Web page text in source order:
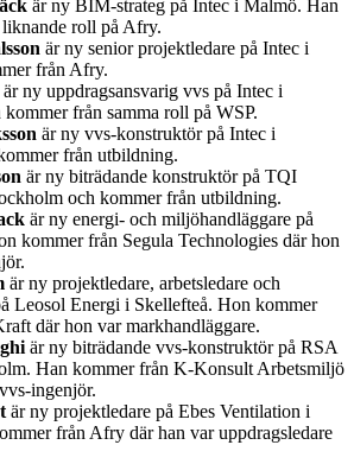
är ny BIM-strateg på Intec i Malmö. Han
roll på Afry.
är ny senior projektledare på Intec i
från Afry.
är ny uppdragsansvarig vvs på Intec i
från samma roll på WSP.
är ny vvs-konstruktör på Intec i
från utbildning.
är ny biträdande konstruktör på TQI
och kommer från utbildning.
är ny energi- och miljöhandläggare på
kommer från Segula Technologies där hon
är ny projektledare, arbetsledare och
Leosol Energi i Skellefteå. Hon kommer
där hon var markhandläggare.
är ny biträdande vvs-konstruktör på RSA
Han kommer från K-Konsult Arbetsmiljö
ingenjör.
är ny projektledare på Ebes Ventilation i
från Afry där han var uppdragsledare